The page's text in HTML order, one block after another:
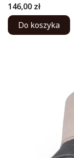
Cena
146,00 zł
Do koszyka